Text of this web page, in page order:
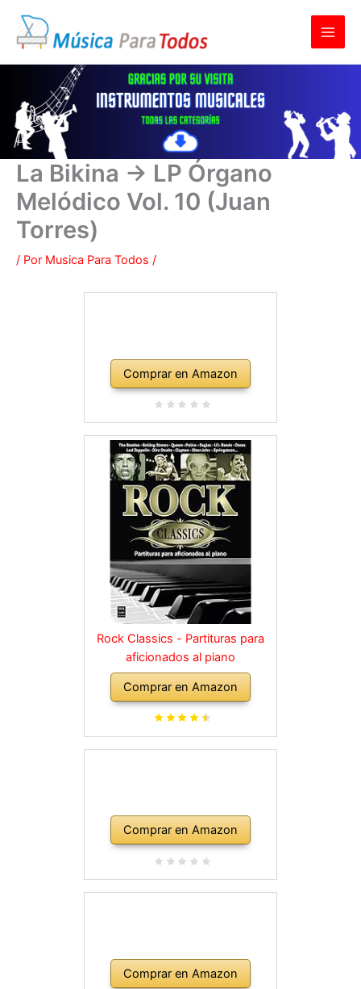
contenido
La Bikina → LP Órgano
Melódico Vol. 10 (Juan
Torres)
/ Por Musica Para Todos /
Comprar en Amazon
Rock Classics - Partituras para
aficionados al piano
Comprar en Amazon
Comprar en Amazon
Comprar en Amazon